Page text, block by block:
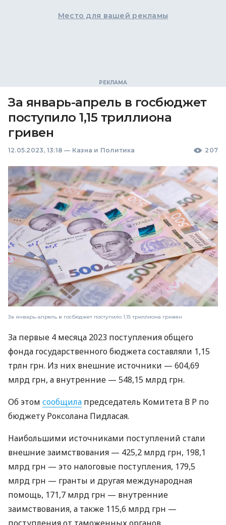
Место для вашей рекламы
За январь-апрель в госбюджет
поступило 1,15 триллиона
гривен
12.05.2023, 13:18 — Казна и Политика 207
За январь-апрель в госбюджет поступило 1,15 триллиона гривен
За первые 4 месяца 2023 поступления общего
фонда государственного бюджета составляли 1,15
трлн грн. Из них внешние источники — 604,69
млрд грн, а внутренние — 548,15 млрд грн.
Об этом сообщила председатель Комитета В Р по
бюджету Роксолана Пидласая.
Наибольшими источниками поступлений стали
внешние заимствования — 425,2 млрд грн, 198,1
млрд грн — это налоговые поступления, 179,5
млрд грн — гранты и другая международная
помощь, 171,7 млрд грн — внутренние
заимствования, а также 115,6 млрд грн —